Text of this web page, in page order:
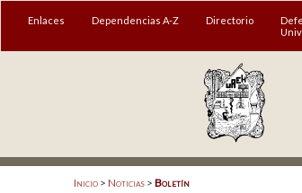
MENÚ
Enlaces Dependencias A-Z Directorio
Inicio > Noticias > Boletín